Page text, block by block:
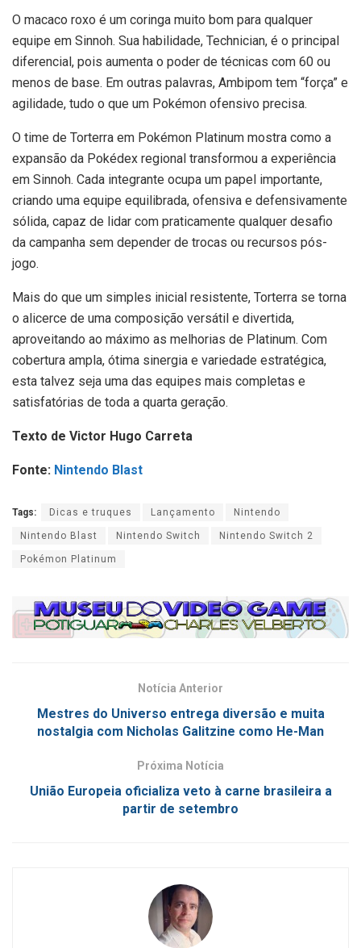
O macaco roxo é um coringa muito bom para qualquer
equipe em Sinnoh. Sua habilidade, Technician, é o principal
diferencial, pois aumenta o poder de técnicas com 60 ou
menos de base. Em outras palavras, Ambipom tem “força” e
agilidade, tudo o que um Pokémon ofensivo precisa.
O time de Torterra em Pokémon Platinum mostra como a
expansão da Pokédex regional transformou a experiência
em Sinnoh. Cada integrante ocupa um papel importante,
criando uma equipe equilibrada, ofensiva e defensivamente
sólida, capaz de lidar com praticamente qualquer desafio
da campanha sem depender de trocas ou recursos pós-
jogo.
Mais do que um simples inicial resistente, Torterra se torna
o alicerce de uma composição versátil e divertida,
aproveitando ao máximo as melhorias de Platinum. Com
cobertura ampla, ótima sinergia e variedade estratégica,
esta talvez seja uma das equipes mais completas e
satisfatórias de toda a quarta geração.
Texto de Victor Hugo Carreta
Fonte: Nintendo Blast
Tags: Dicas e truques Lançamento Nintendo
Nintendo Blast Nintendo Switch Nintendo Switch 2
Pokémon Platinum
Notícia Anterior
Mestres do Universo entrega diversão e muita
nostalgia com Nicholas Galitzine como He-Man
Próxima Notícia
União Europeia oficializa veto à carne brasileira a
partir de setembro